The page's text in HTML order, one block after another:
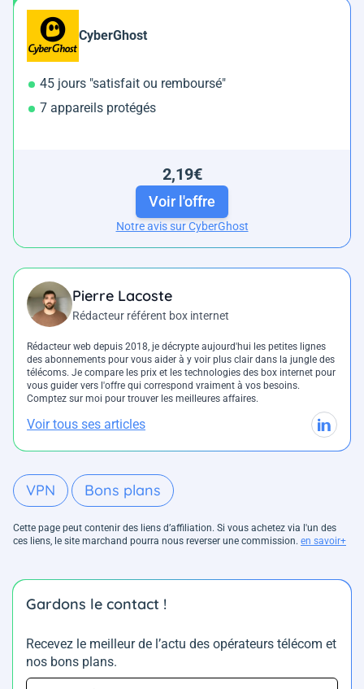
CyberGhost
45 jours "satisfait ou remboursé"
7 appareils protégés
2,19€
Voir l'offre
Notre avis sur CyberGhost
Pierre Lacoste
Rédacteur référent box internet
Rédacteur web depuis 2018, je décrypte aujourd'hui les petites lignes
des abonnements pour vous aider à y voir plus clair dans la jungle des
télécoms. Je compare les prix et les technologies des box internet pour
vous guider vers l'offre qui correspond vraiment à vos besoins.
Comptez sur moi pour trouver les meilleures affaires.
Voir tous ses articles
VPN Bons plans
Cette page peut contenir des liens d’affiliation. Si vous achetez via l'un des
ces liens, le site marchand pourra nous reverser une commission. en savoir+
Gardons le contact !
Recevez le meilleur de l’actu des opérateurs télécom et
nos bons plans.